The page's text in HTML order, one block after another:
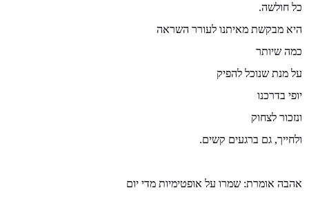
כל חולשה.
היא מבקשת מאיתנו לעורר השראה
כמה שיותר
על מנת שנוכל להפיק
יופי בדרכנו
ונזכור לצחוק
ולחייך, גם ברגעים קשים.
אהבה אומרת: שמרו על אופטימיות מדי יום